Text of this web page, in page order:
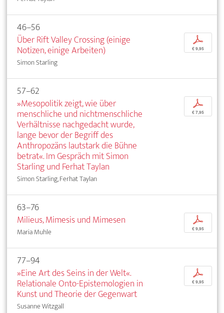
46–56
Über Rift Valley Crossing (einige
Notizen, einige Arbeiten)
Simon Starling
p
€ 9,95
57–62
»Mesopolitik zeigt, wie über
menschliche und nichtmenschliche
Verhältnisse nachgedacht wurde,
lange bevor der Begriff des
Anthropozäns lautstark die Bühne
betrat«. Im Gespräch mit Simon
Starling und Ferhat Taylan
Simon Starling, Ferhat Taylan
p
€ 7,95
63–76
Milieus, Mimesis und Mimesen
Maria Muhle
p
€ 9,95
77–94
»Eine Art des Seins in der Welt«.
Relationale Onto-Epistemologien in
Kunst und Theorie der Gegenwart
Susanne Witzgall
p
€ 9,95